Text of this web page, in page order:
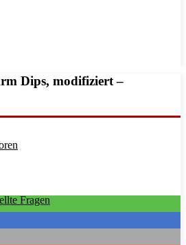
Fragen
Dips, modifiziert –